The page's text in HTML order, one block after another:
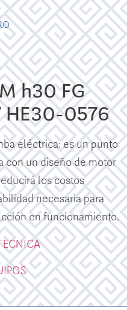
h30 FG
HE30-0576
eléctrica: es un punto
con un diseño de motor
los costos
necesaria para
en funcionamiento.